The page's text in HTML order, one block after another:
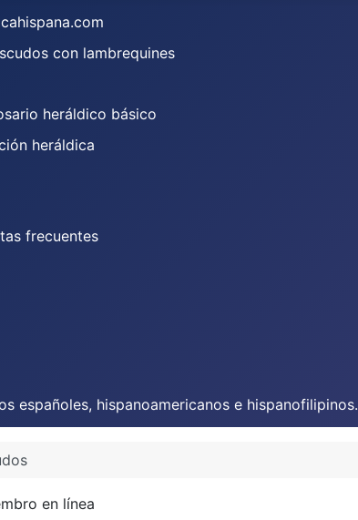
con lambrequines
heráldico básico
heráldica
frecuentes
españoles, hispanoamericanos e hispanofilipinos.
en línea